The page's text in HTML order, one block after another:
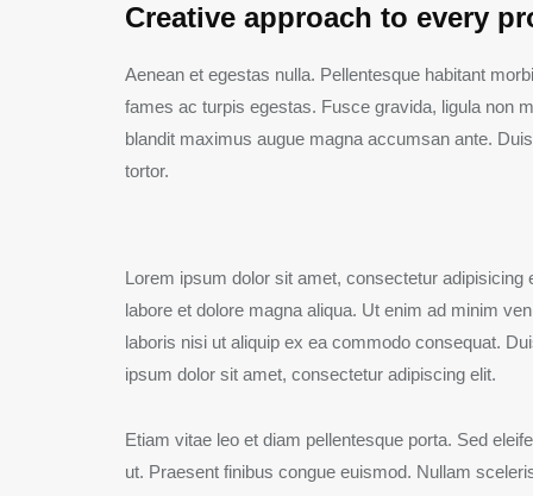
Creative approach to every
Aenean et egestas nulla. Pellentesque habitant
fames ac turpis egestas. Fusce gravida, ligula non
blandit maximus augue magna accumsan ante.
tortor.
Lorem ipsum dolor sit amet, consectetur adipisicing
labore et dolore magna aliqua. Ut enim ad minim
laboris nisi ut aliquip ex ea commodo consequat.
ipsum dolor sit amet, consectetur adipiscing elit.
Etiam vitae leo et diam pellentesque porta. Sed
ut. Praesent finibus congue euismod. Nullam